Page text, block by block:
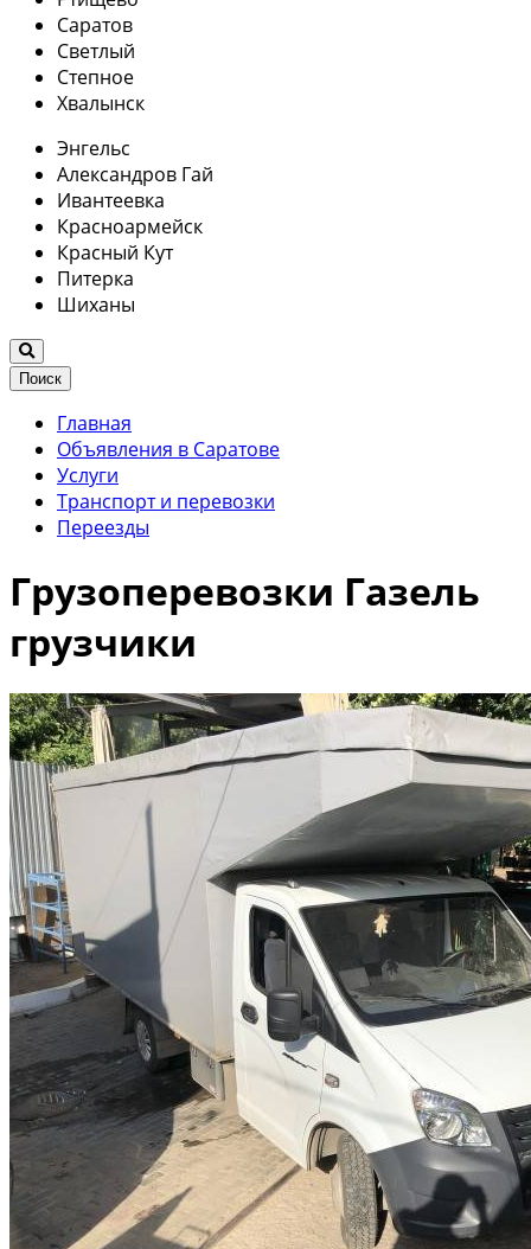
Саратов
Светлый
Степное
Хвалынск
Энгельс
Александров Гай
Ивантеевка
Красноармейск
Красный Кут
Питерка
Шиханы
Поиск
Главная
Объявления в Саратове
Услуги
Транспорт и перевозки
Переезды
Грузоперевозки Газель
грузчики